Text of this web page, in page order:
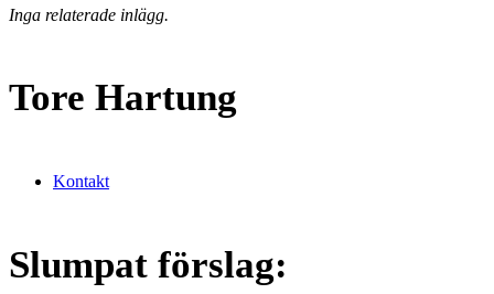
Inga relaterade inlägg.
Tore Hartung
Kontakt
Slumpat förslag: